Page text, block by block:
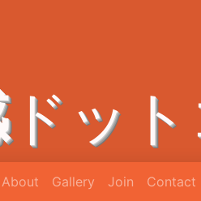
ドッ
About Gallery Join Contact